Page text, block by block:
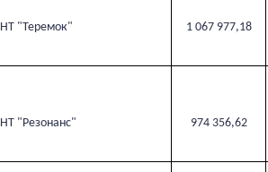
"Теремок" 1 067 977,18
"Резонанс" 974 356,62